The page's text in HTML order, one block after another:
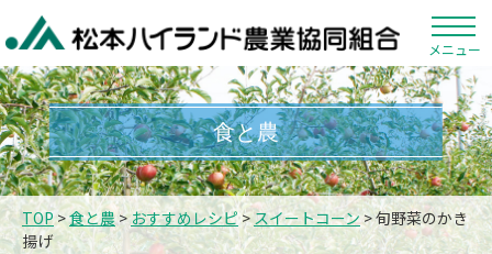
メニュー
食と農
TOP>食と農>おすすめレシピ>スイートコーン> 旬野菜のかき
揚げ